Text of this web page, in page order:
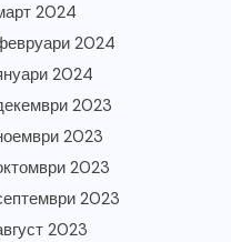
2024
2024
2024
2023
2023
2023
2023
2023